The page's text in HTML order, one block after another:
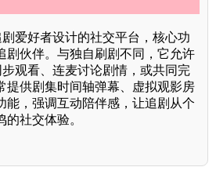
剧爱好者设计的社交平台，核心功
剧伙伴。与独自刷剧不同，它允许
步观看、连麦讨论剧情，或共同完
提供剧集时间轴弹幕、虚拟观影房
能，强调互动陪伴感，让追剧从个
的社交体验。